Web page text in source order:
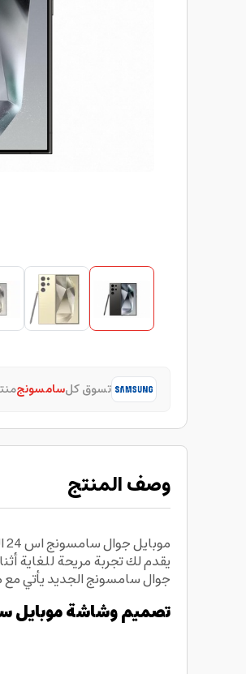
تسوق كلسامسونج
وصف المنتج
جوال سامسونج الجديد يأتي مع
تصميم وشاشة موبايل